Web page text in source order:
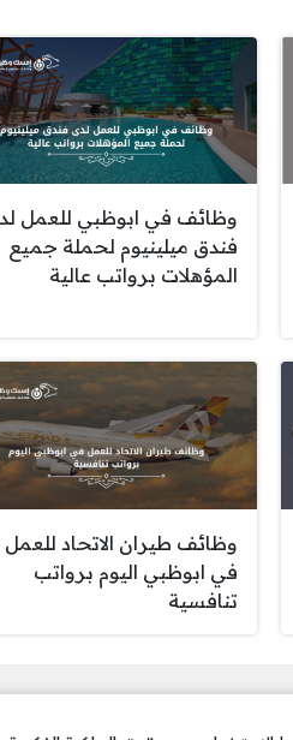
وظائف في ابوظبي للعمل
فندق ميلينيوم لحملة جميع
المؤهلات برواتب عالية
وظائف طيران الاتحاد للعمل
في ابوظبي اليوم برواتب
تنافسية